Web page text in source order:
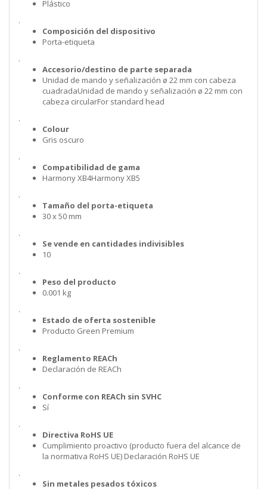
Plástico
.
Composición del dispositivo
Porta-etiqueta
.
Accesorio/destino de parte separada
Unidad de mando y señalización ø 22 mm con cabeza
cuadradaUnidad de mando y señalización ø 22 mm con
cabeza circularFor standard head
.
Colour
Gris oscuro
.
Compatibilidad de gama
Harmony XB4Harmony XB5
.
Tamaño del porta-etiqueta
30 x 50 mm
.
Se vende en cantidades indivisibles
10
.
Peso del producto
0.001 kg
.
Estado de oferta sostenible
Producto Green Premium
.
Reglamento REACh
Declaración de REACh
.
Conforme con REACh sin SVHC
Sí
.
Directiva RoHS UE
Cumplimiento proactivo (producto fuera del alcance de
la normativa RoHS UE) Declaración RoHS UE
.
Sin metales pesados tóxicos